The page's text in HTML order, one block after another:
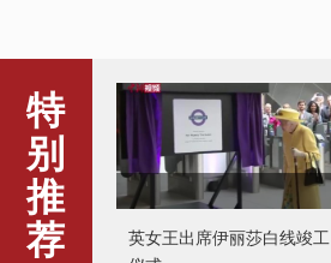
特
别
推
荐
英女王出席伊丽莎白线竣工
仪式